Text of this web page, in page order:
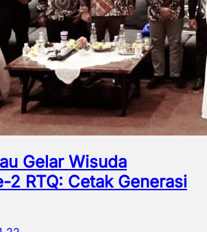
Gelar Wisuda
2 RTQ: Cetak Generasi